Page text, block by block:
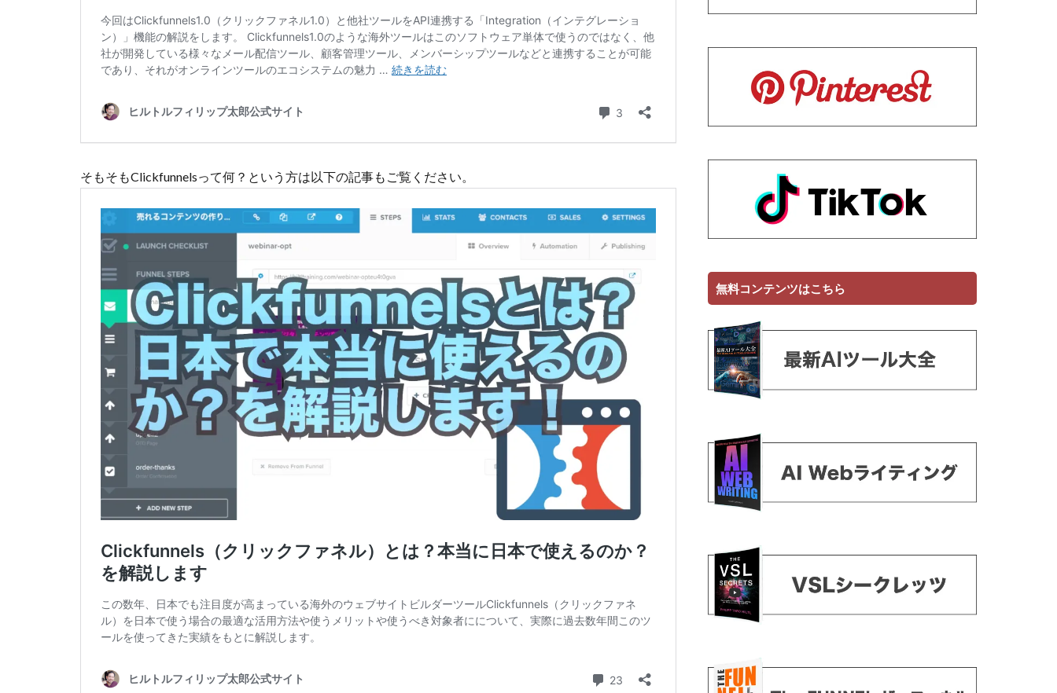
そもそもClickfunnelsって何？という方は以下の記事もご覧ください。
無料コンテンツはこちら